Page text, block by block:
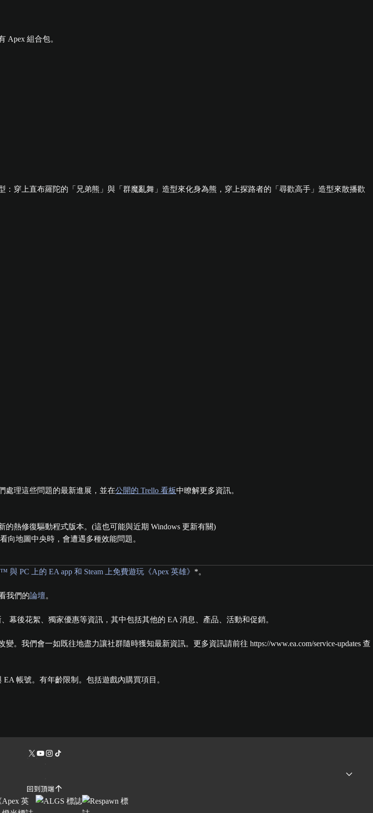
Apex 組合包。
穿上直布羅陀的「兄弟熊」與「群魔亂舞」造型來化身為熊，穿上探路者的「尋歡高手」造型來散播歡
處理這些問題的最新進展，並在公開的 Trello 看板中瞭解更多資訊。
熱修復驅動程式版本。(這也可能與近期 Windows 更新有關)
向地圖中央時，會遭遇多種效能問題。
與 PC 上的 EA app 和 Steam 上免費遊玩《Apex 英雄》 *。
我們的論壇。
幕後花絮、獨家優惠等資訊，其中包括其他的 EA 消息、產品、活動和促銷。
我們會一如既往地盡力讓社群隨時獲知最新資訊。更多資訊請前往 https://www.ea.com/service-updates 查
帳號。有年齡限制。包括遊戲內購買項目。
回到頂端